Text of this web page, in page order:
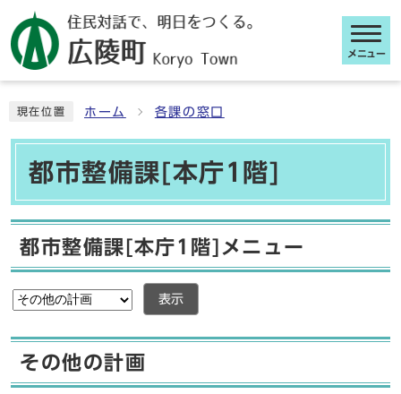
メニュー
現在位置 ホーム 各課の窓口
都市整備課[本庁1階]
都市整備課[本庁1階]メニュー
表示
その他の計画